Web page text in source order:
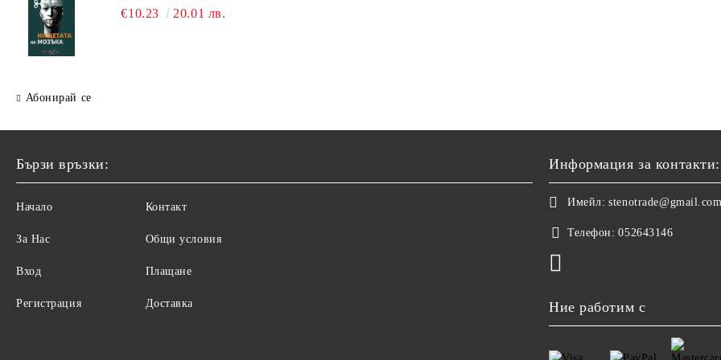
€10.23 20.01 лв.
Абонирай се
Бързи връзки:
Начало
За Нас
Вход
Регистрация
Контакт
Общи условия
Плащане
Доставка
Информация за контакти:
Имейл:
Телефон: 052643146
Ние работим с